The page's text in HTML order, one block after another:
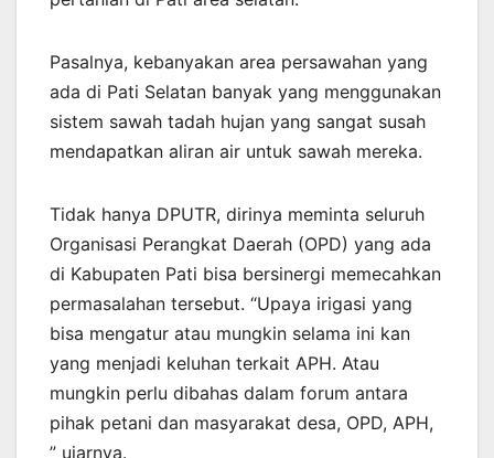
Pasalnya, kebanyakan area persawahan yang
ada di Pati Selatan banyak yang menggunakan
sistem sawah tadah hujan yang sangat susah
mendapatkan aliran air untuk sawah mereka.
Tidak hanya DPUTR, dirinya meminta seluruh
Organisasi Perangkat Daerah (OPD) yang ada
di Kabupaten Pati bisa bersinergi memecahkan
permasalahan tersebut. “Upaya irigasi yang
bisa mengatur atau mungkin selama ini kan
yang menjadi keluhan terkait APH. Atau
mungkin perlu dibahas dalam forum antara
pihak petani dan masyarakat desa, OPD, APH,
” ujarnya.